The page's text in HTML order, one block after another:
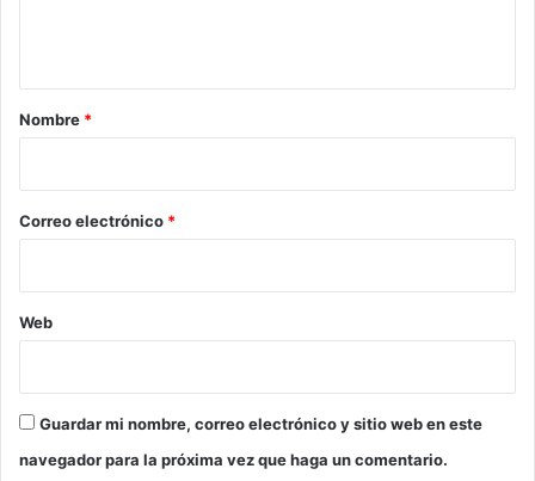
r
*
Nombre *
Correo electrónico *
Web
Guardar mi nombre, correo electrónico y sitio web en este
navegador para la próxima vez que haga un comentario.